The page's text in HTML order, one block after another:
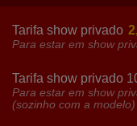
Tarifa show privado
Para estar em show
Tarifa show privado
Para estar em show
(sozinho com a modelo)